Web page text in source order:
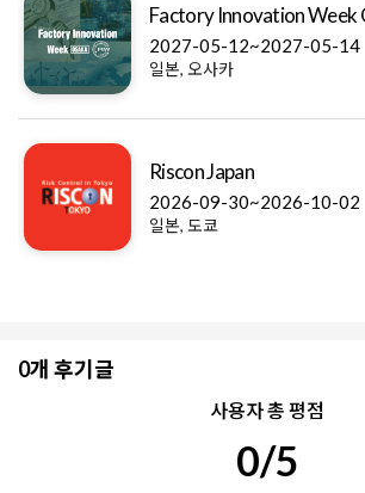
Green Cross
2027-09-10~2027-
일본, 오사카
Beauty World Japan
2026-10-19~2026-
일본, 오사카
0개 후기글
사용자 총 평점
0/5